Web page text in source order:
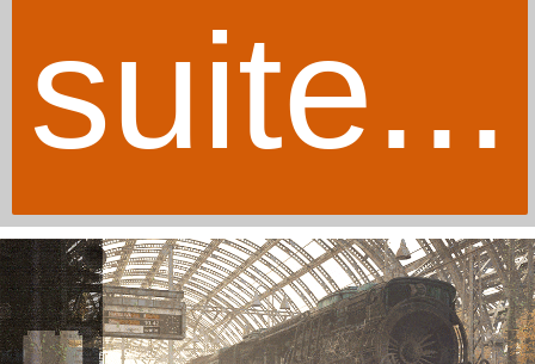
suite...